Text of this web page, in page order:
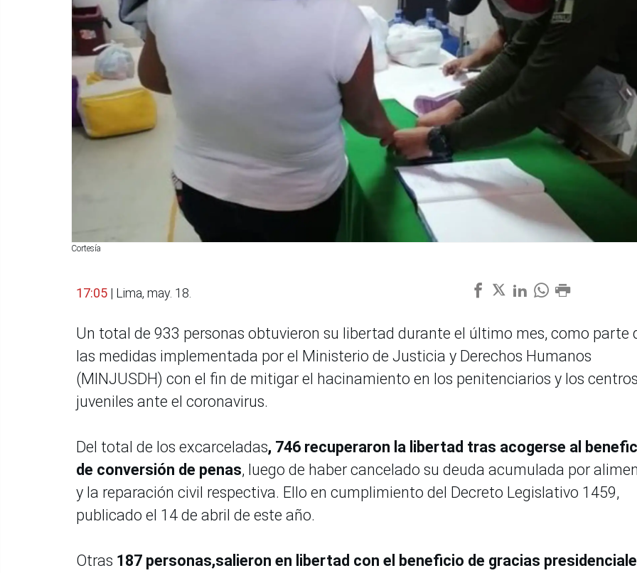
Cortesía
17:05 | Lima, may. 18.
Un total de 933 personas obtuvieron su libertad durante el último mes, como parte
las medidas implementada por el Ministerio de Justicia y Derechos Humanos
(MINJUSDH) con el fin de mitigar el hacinamiento en los penitenciarios y los centros
juveniles ante el coronavirus.
Del total de los excarceladas, 746 recuperaron la libertad tras acogerse al
de conversión de penas, luego de haber cancelado su deuda acumulada por
y la reparación civil respectiva. Ello en cumplimiento del Decreto Legislativo 1459,
publicado el 14 de abril de este año.
Otras 187 personas,salieron en libertad con el beneficio de gracias